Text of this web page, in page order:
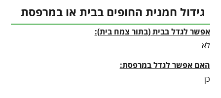
גידול חמנית החופים בבית או במרפסת
אפשר לגדל בבית (בתור צמח בית):
לא
האם אפשר לגדל במרפסת:
כן